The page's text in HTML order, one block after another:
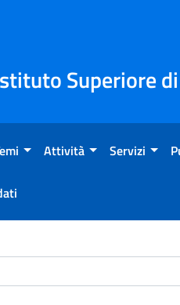
Superiore
Attività Servizi
-